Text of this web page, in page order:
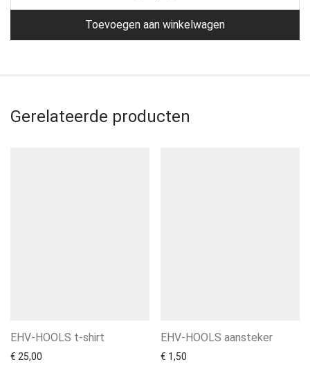
Toevoegen aan winkelwagen
Gerelateerde producten
EHV-HOOLS t-shirt
€ 25,00
EHV-HOOLS aansteker
€ 1,50